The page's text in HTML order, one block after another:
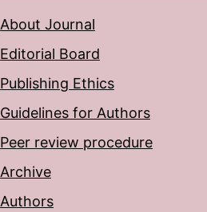
About Journal
Editorial Board
Publishing Ethics
Guidelines for Authors
Peer review procedure
Archive
Authors